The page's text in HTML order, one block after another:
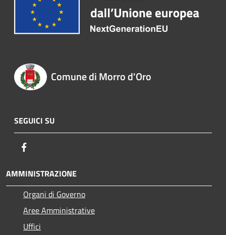
Comune di Morro d'Oro
SEGUICI SU
AMMINISTRAZIONE
Organi di Governo
Aree Amministrative
Uffici